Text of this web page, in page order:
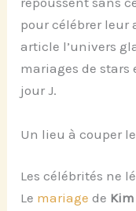
pour célébrer leur
article l’univers
mariages de
jour J.
Un lieu à couper
Les célébrités ne
Le mariage de